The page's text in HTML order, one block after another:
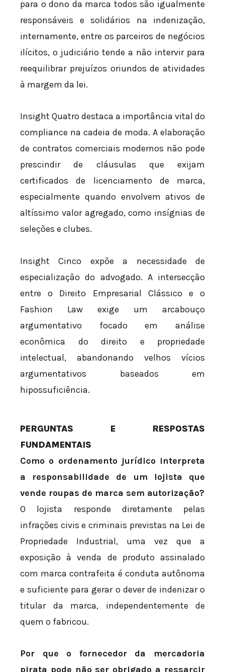
para o dono da marca todos são igualmente
responsáveis e solidários na indenização,
internamente, entre os parceiros de negócios
ilícitos, o judiciário tende a não intervir para
reequilibrar prejuízos oriundos de atividades
à margem da lei.
Insight Quatro destaca a importância vital do
compliance na cadeia de moda. A elaboração
de contratos comerciais modernos não pode
prescindir de cláusulas que exijam
certificados de licenciamento de marca,
especialmente quando envolvem ativos de
altíssimo valor agregado, como insígnias de
seleções e clubes.
Insight Cinco expõe a necessidade de
especialização do advogado. A intersecção
entre o Direito Empresarial Clássico e o
Fashion Law exige um arcabouço
argumentativo focado em análise
econômica do direito e propriedade
intelectual, abandonando velhos vícios
argumentativos baseados em
hipossuficiência.
PERGUNTAS E RESPOSTAS
FUNDAMENTAIS
Como o ordenamento jurídico interpreta
a responsabilidade de um lojista que
vende roupas de marca sem autorização?
O lojista responde diretamente pelas
infrações civis e criminais previstas na Lei de
Propriedade Industrial, uma vez que a
exposição à venda de produto assinalado
com marca contrafeita é conduta autônoma
e suficiente para gerar o dever de indenizar o
titular da marca, independentemente de
quem o fabricou.
Por que o fornecedor da mercadoria
pirata pode não ser obrigado a ressarcir